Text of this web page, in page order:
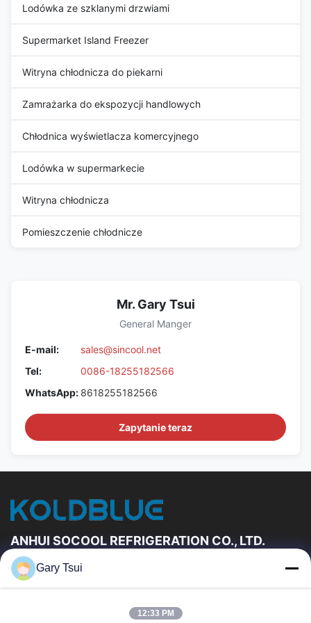
Lodówka ze szklanymi drzwiami
Supermarket Island Freezer
Witryna chłodnicza do piekarni
Zamrażarka do ekspozycji handlowych
Chłodnica wyświetlacza komercyjnego
Lodówka w supermarkecie
Witryna chłodnicza
Pomieszczenie chłodnicze
Mr. Gary Tsui
General Manger
E-mail:
sales@sincool.net
Tel:
0086-18255182566
WhatsApp: 8618255182566
Zapytanie teraz
ANHUI SOCOOL REFRIGERATION CO., LTD.
Szybkie Linki
O Nas
Gary Tsui
12:33 PM